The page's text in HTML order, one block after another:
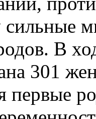
сильные
В
301
первые